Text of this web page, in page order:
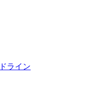
ライン